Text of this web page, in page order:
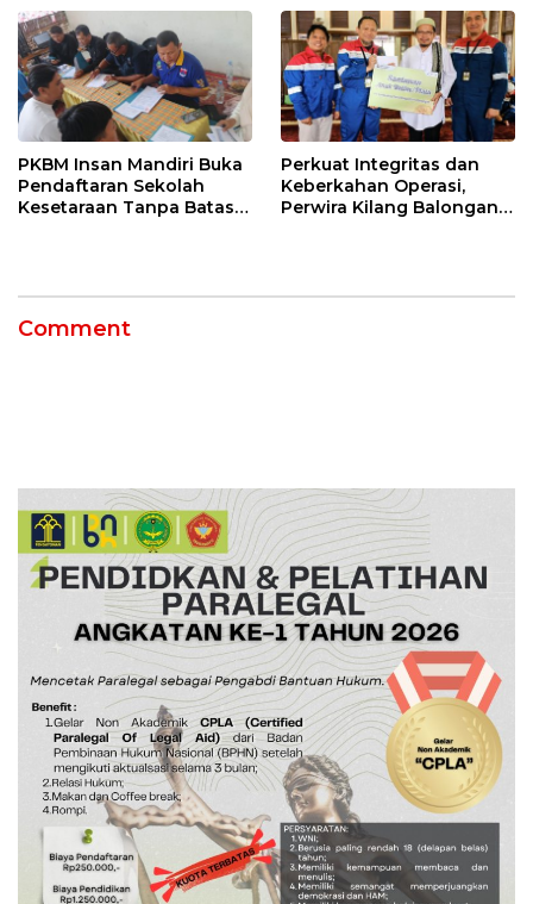
PKBM Insan Mandiri Buka
Pendaftaran Sekolah
Kesetaraan Tanpa Batas
Perkuat Integritas dan
Keberkahan Operasi,
Perwira Kilang Balongan
Comment